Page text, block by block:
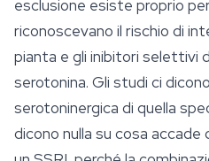
esclusione esiste proprio
riconoscevano il rischio di
pianta e gli inibitori selettivi
serotonina. Gli studi ci
serotoninergica di quella
dicono nulla su cosa accade